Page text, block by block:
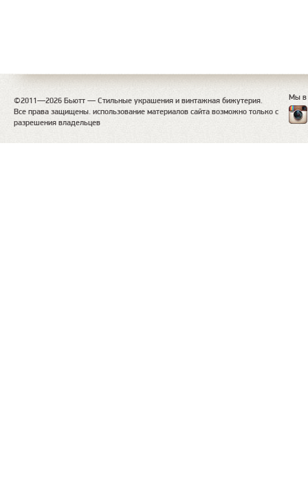
©2011—2026 Бьютт — Стильные украшения и винтажная бижутерия.
Все права защищены. использование материалов сайта возможно только с
разрешения владельцев
Мы в